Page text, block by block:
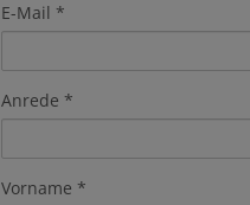
E-Mail
Anrede
Vorname